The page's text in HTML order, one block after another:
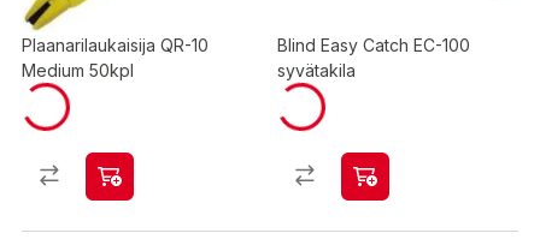
Plaanarilaukaisija QR-10
Medium 50kpl
Blind Easy Catch EC-100
syvätakila